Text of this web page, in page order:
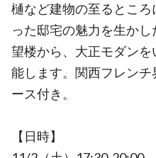
樋など建物の至るとこ
った邸宅の魅力を生か
望楼から、大正モダン
能します。関西フレン
ース付き。
【日時】